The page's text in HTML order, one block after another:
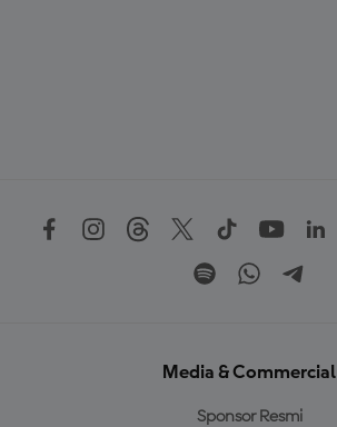
Media & Commercial
Sponsor Resmi